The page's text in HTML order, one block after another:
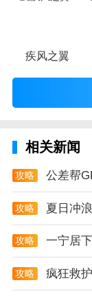
疾风之翼
相关新闻
攻略 公差帮
攻略 夏日冲
攻略 一宁居
攻略 疯狂救